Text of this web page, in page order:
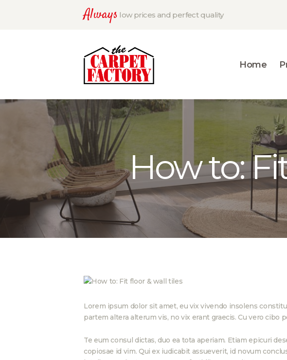
Always low prices and perfect quality
Home
How to:
Lorem ipsum dolor sit amet, eu vix vivendo insolens
partem altera alterum vis, no vix erant graecis. Cu vero
Te eum consul dictas, duo ea tota aperiam. Etiam epicuri
copiosae id vim. Qui ex iudicabit assueverit, id novum